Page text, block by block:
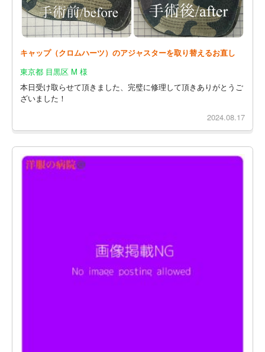
キャップ（クロムハーツ）のアジャスターを取り替えるお直し
東京都 目黒区 M 様
本日受け取らせて頂きました、完璧に修理して頂きありがとうご
ざいました！
2024.08.17